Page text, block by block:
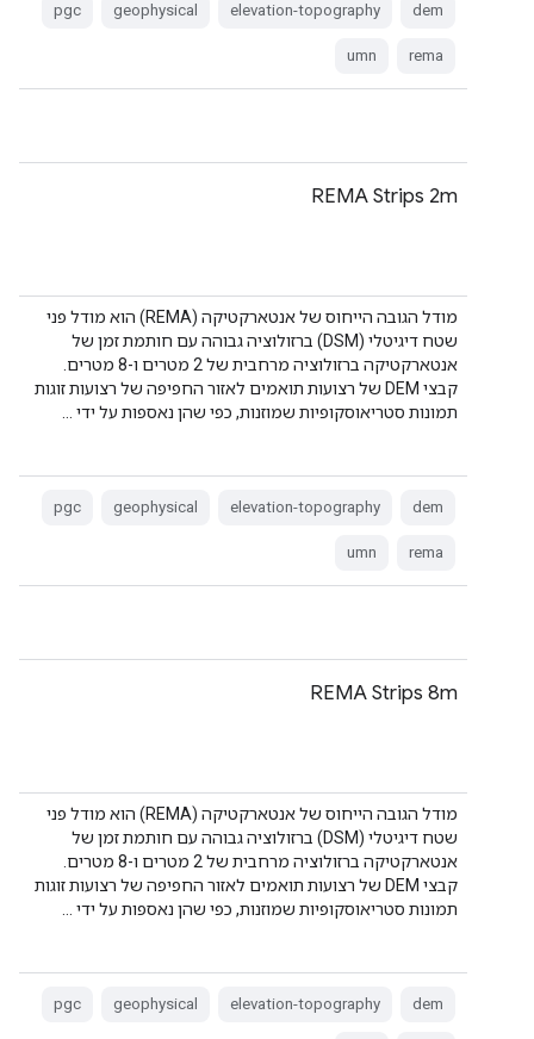
dem
elevation-topography
geophysical
pgc
rema
umn
REMA Strips 2m
מודל הגובה הייחוס של אנטארקטיקה (REMA) הוא מודל פני
שטח דיגיטלי (DSM) ברזולוציה גבוהה עם חותמת זמן של
אנטארקטיקה ברזולוציה מרחבית של 2 מטרים ו-8 מטרים.
קבצי DEM של רצועות תואמים לאזור החפיפה של רצועות זוגות
תמונות סטריאוסקופיות שמוזנות, כפי שהן נאספות על ידי …
dem
elevation-topography
geophysical
pgc
rema
umn
REMA Strips 8m
מודל הגובה הייחוס של אנטארקטיקה (REMA) הוא מודל פני
שטח דיגיטלי (DSM) ברזולוציה גבוהה עם חותמת זמן של
אנטארקטיקה ברזולוציה מרחבית של 2 מטרים ו-8 מטרים.
קבצי DEM של רצועות תואמים לאזור החפיפה של רצועות זוגות
תמונות סטריאוסקופיות שמוזנות, כפי שהן נאספות על ידי …
dem
elevation-topography
geophysical
pgc